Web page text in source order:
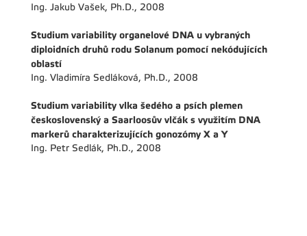
Ing. Jakub Vašek, Ph.D., 2008
Studium variability organelové DNA u vybraných
diploidních druhů rodu Solanum pomocí nekódujících
oblastí
Ing. Vladimíra Sedláková, Ph.D., 2008
Studium variability vlka šedého a psích plemen
československý a Saarloosův vlčák s využitím DNA
markerů charakterizujících gonozómy X a Y
Ing. Petr Sedlák, Ph.D., 2008